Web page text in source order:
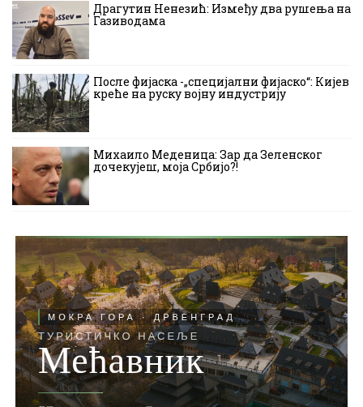
Драгутин Ненезић: Између два рушења на
Газиводама
После фијаска -„специјални фијаско“: Кијев
креће на руску војну индустрију
Михаило Меденица: Зар да Зеленског
дочекујеш, моја Србијо?!